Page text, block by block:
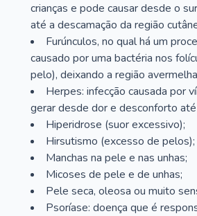
crianças e pode causar desde o
até a descamação da região
Furúnculos, no qual há um
causado por uma bactéria nos
pelo), deixando a região
Herpes: infecção causada por
gerar desde dor e desconforto
Hiperidrose (suor excessivo);
Hirsutismo (excesso de pelos);
Manchas na pele e nas unhas;
Micoses de pele e de unhas;
Pele seca, oleosa ou muito
Psoríase: doença que é